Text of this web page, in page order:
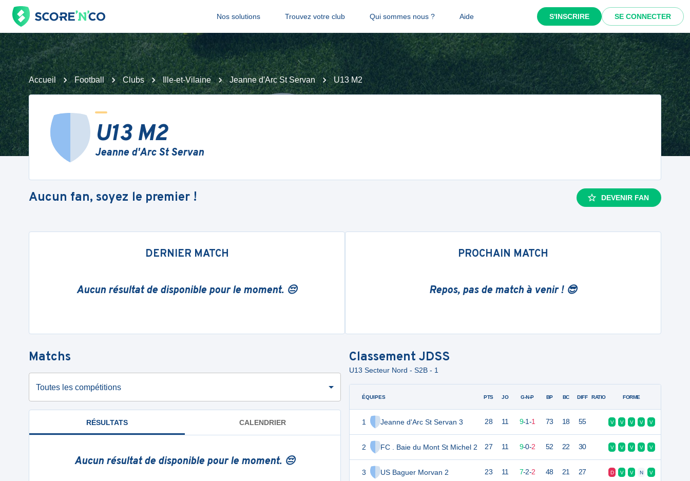
Nos solutions Trouvez votre club Qui sommes nous ? Aide S'INSCRIRE SE CONNECTER
Accueil Football Clubs Ille-et-Vilaine Jeanne d'Arc St Servan U13 M2
U13 M2
Jeanne d'Arc St Servan
Aucun fan, soyez le premier ! DEVENIR FAN
DERNIER MATCH
Aucun résultat de disponible pour le moment. 😔
PROCHAIN MATCH
Repos, pas de match à venir ! 😎
Matchs
Toutes les compétitions
RÉSULTATS CALENDRIER
Aucun résultat de disponible pour le moment. 😔
Classement JDSS
U13 Secteur Nord - S2B - 1
ÉQUIPES
1 Jeanne d'Arc St Servan 3
2 FC . Baie du Mont St Michel 2
3 US Baguer Morvan 2
PTS JO G-N-P BP BC DIFF RATIO FORME
28 11 9-1-1 73 18 55 V V V V V
27 11 9-0-2 52 22 30 V V V V V
23 11 7-2-2 48 21 27 D V V N V